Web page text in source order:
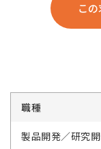
こ
職種
製品開発／研究